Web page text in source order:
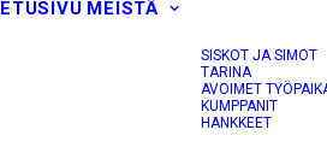
ETUSIVU MEISTÄ
SISKOT JA SIMOT
TARINA
AVOIMET
KUMPPANIT
HANKKEET